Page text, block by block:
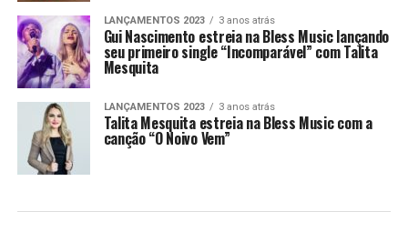
LANÇAMENTOS 2023 3 anos atrás
Gui Nascimento estreia na Bless Music lançando
seu primeiro single “Incomparável” com Talita
Mesquita
LANÇAMENTOS 2023 3 anos atrás
Talita Mesquita estreia na Bless Music com a
canção “O Noivo Vem”